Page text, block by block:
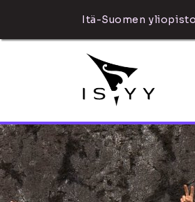
Itä-Suomen